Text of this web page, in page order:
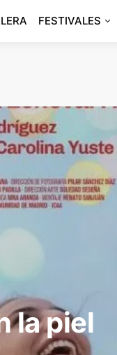
FESTIVALES
la piel